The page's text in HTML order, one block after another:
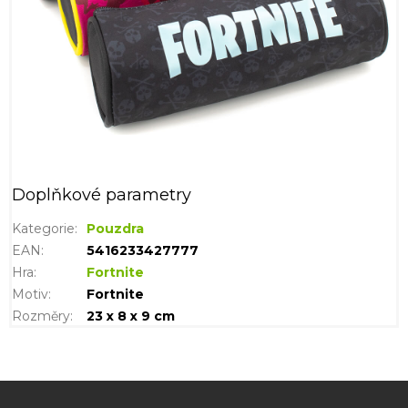
Doplňkové parametry
Kategorie:
Pouzdra
EAN :
5416233427777
Hra:
Fortnite
Motiv:
Fortnite
Rozměry: 23 x 8 x 9 cm